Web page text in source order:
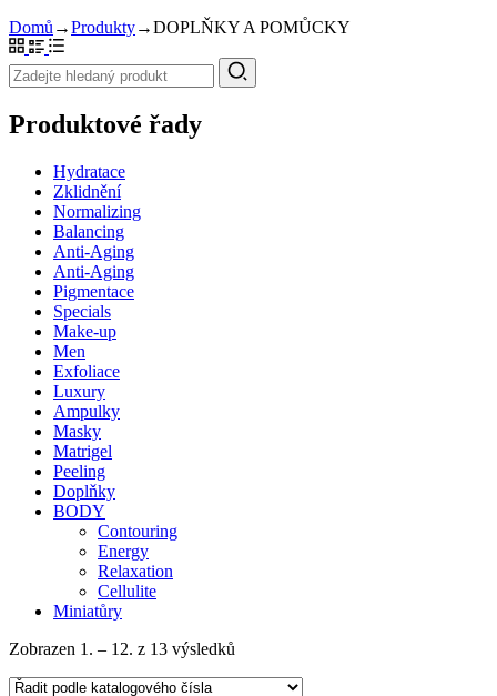
Domů →Produkty→DOPLŇKY A POMŮCKY
Produktové řady
Hydratace
Zklidnění
Normalizing
Balancing
Anti-Aging
Anti-Aging
Pigmentace
Specials
Make-up
Men
Exfoliace
Luxury
Ampulky
Masky
Matrigel
Peeling
Doplňky
BODY
Contouring
Energy
Relaxation
Cellulite
Miniatůry
Zobrazen 1. – 12. z 13 výsledků